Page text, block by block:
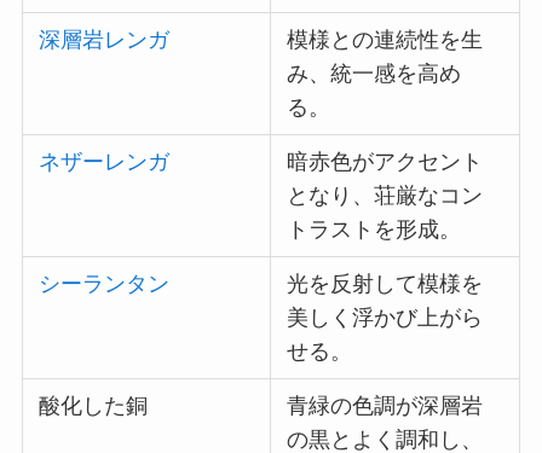
深層岩レンガ
模様との連続性を生
み、統一感を高め
る。
ネザーレンガ
暗赤色がアクセント
となり、荘厳なコン
トラストを形成。
シーランタン
光を反射して模様を
美しく浮かび上がら
せる。
酸化した銅
青緑の色調が深層岩
の黒とよく調和し、